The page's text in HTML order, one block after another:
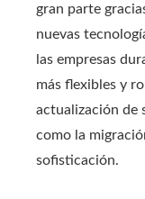
gran parte
nuevas
las empresas
más flexibles y
actualización de
como la
sofisticación.